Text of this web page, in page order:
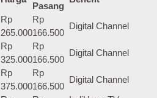
Pasang
Rp
265.000
Rp
166.500
Digital Channel
Rp
325.000
Rp
166.500
Digital Channel
Rp
375.000
Rp
166.500
Digital Channel